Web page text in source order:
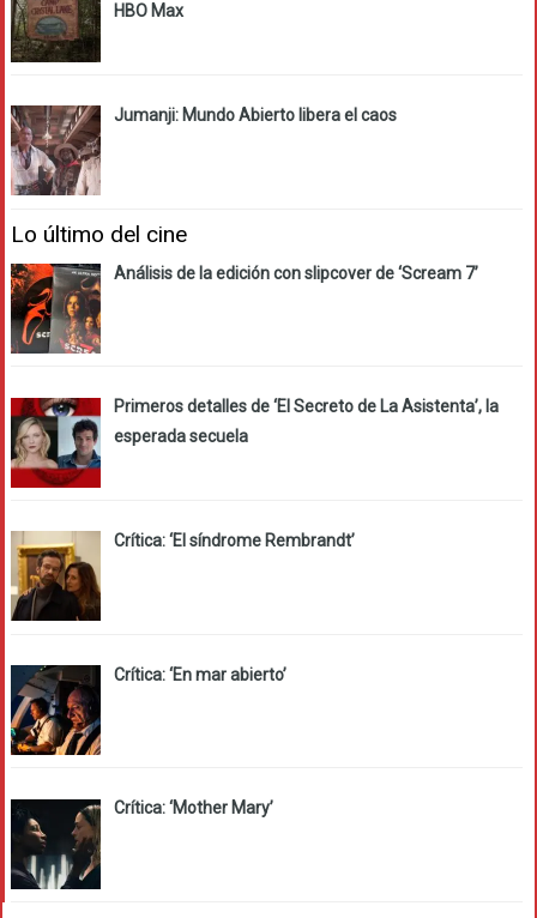
HBO Max
Jumanji: Mundo Abierto libera el caos
Lo último del cine
Análisis de la edición con slipcover de ‘Scream 7’
Primeros detalles de ‘El Secreto de La Asistenta’, la
esperada secuela
Crítica: ‘El síndrome Rembrandt’
Crítica: ‘En mar abierto’
Crítica: ‘Mother Mary’